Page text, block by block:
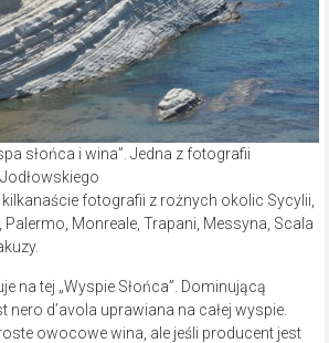
słońca i wina”. Jedna z fotografii
fotografii z rożnych okolic Sycylii,
Palermo, Monreale, Trapani, Messyna, Scala
na tej „Wyspie Słońca”. Dominującą
d’avola uprawiana na całej wyspie.
owocowe wina, ale jeśli producent jest